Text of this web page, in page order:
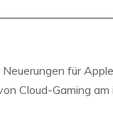
für
Cloud-Gaming